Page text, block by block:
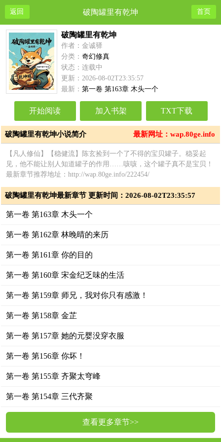
返回 破陶罐里有乾坤 首页
破陶罐里有乾坤
作者：金诚驿
分类：奇幻修真
状态：连载中
更新：2026-08-02T23:35:57
最新：第一卷 第163章 木头一个
开始阅读 加入书架 TXT下载
最新网址：wap.80ge.info
破陶罐里有乾坤小说简介
【凡人修仙】【稳健流】陈玄捡到一个了不得的宝贝罐子。稳妥起
见，他不能让别人知道罐子的作用……咳咳，这个罐子真不是宝贝！
最新章节推荐地址：http://wap.80ge.info/222454/
破陶罐里有乾坤最新章节 更新时间：2026-08-02T23:35:57
第一卷 第163章 木头一个
第一卷 第162章 林晚晴的来历
第一卷 第161章 你的目的
第一卷 第160章 宋金纪乏味的生活
第一卷 第159章 师兄，我对你只有感激！
第一卷 第158章 金芷
第一卷 第157章 她的元婴没穿衣服
第一卷 第156章 你坏！
第一卷 第155章 齐聚太穹峰
第一卷 第154章 三代齐聚
查看更多章节>>